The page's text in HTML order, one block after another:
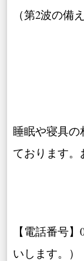
（第2波の備
睡眠や寝具
ております。
【電話番号
いします。）